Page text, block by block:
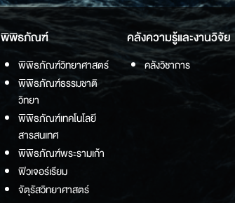
พิพิธภัณฑ์
พิพิธภัณฑ์วิทยาศาสตร์
พิพิธภัณฑ์ธรรมชาติ
วิทยา
พิพิธภัณฑ์เทคโนโลยี
สารสนเทศ
พิพิธภัณฑ์พระรามเก้า
ฟิวเจอร์เรียม
จัตุรัสวิทยาศาสตร์
คลังความรู้และงานวิจัย
คลังวิชาการ